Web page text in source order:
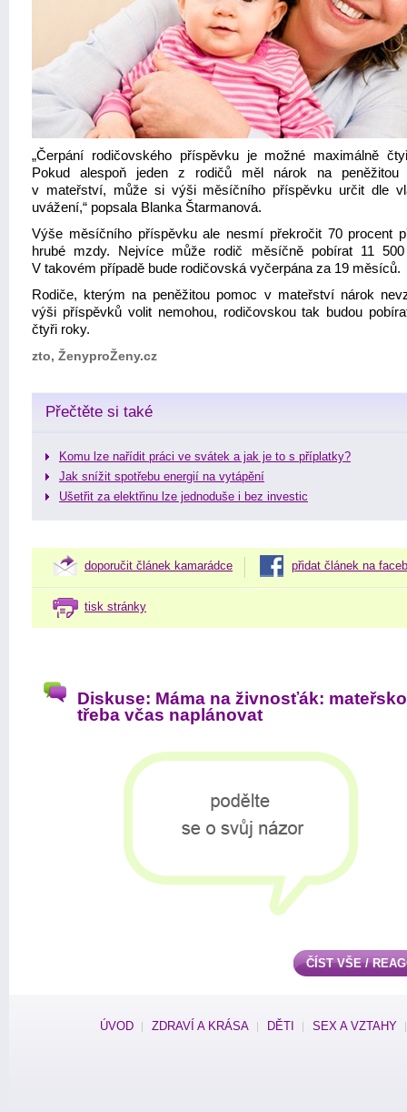
„Čerpání rodičovského příspěvku je možné maximálně
Pokud alespoň jeden z rodičů měl nárok na peněžitou
v mateřství, může si výši měsíčního příspěvku určit dle
uvážení,“ popsala Blanka Štarmanová.
Výše měsíčního příspěvku ale nesmí překročit 70 procent
hrubé mzdy. Nejvíce může rodič měsíčně pobírat 11
V takovém případě bude rodičovská vyčerpána za 19 měsíců.
Rodiče, kterým na peněžitou pomoc v mateřství nárok
výši příspěvků volit nemohou, rodičovskou tak budou
čtyři roky.
zto, ŽenyproŽeny.cz
Přečtěte si také
Komu lze nařídit práci ve svátek a jak je to s příplatky?
Jak snížit spotřebu energií na vytápění
Ušetřit za elektřinu lze jednoduše i bez investic
doporučit článek kamarádce přidat článek na
tisk stránky
Diskuse: Máma na živnosťák:
třeba včas naplánovat
ČÍST VŠE /
ÚVOD ZDRAVÍ A KRÁSA DĚTI SEX A VZTAHY